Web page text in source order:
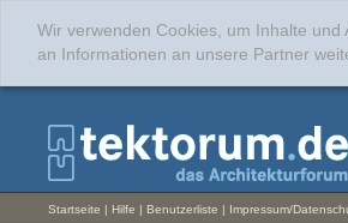
Wir verwenden Cookies, um Inhalte
an Informationen an unsere Partner
Startseite | Hilfe | Benutzerliste | Impressum/